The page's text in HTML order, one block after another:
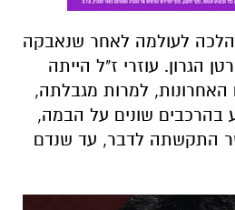
הלכה לעולמה לאחר שנאבקה
שנה בסרטן הגרון. עוזרי ז"ל הייתה
האחרונות, למרות מגבלתה,
בהרכבים שונים על הבמה,
התקשתה לדבר, עד שנדם